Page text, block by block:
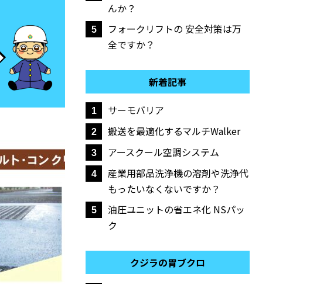
んか？
5
フォークリフトの 安全対策は万
全ですか？
新着記事
1 サーモバリア
2 搬送を最適化するマルチWalker
3 アースクール空調システム
4
産業用部品洗浄機の溶剤や洗浄代
もったいなくないですか？
5
油圧ユニットの省エネ化 NSパッ
ク
クジラの胃ブクロ